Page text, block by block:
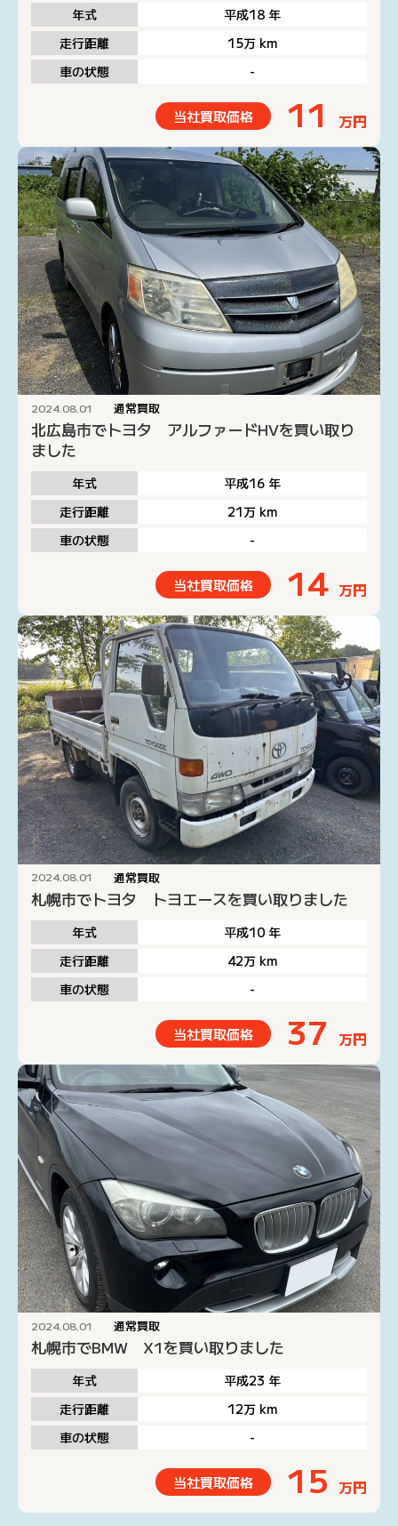
年式 平成18 年
走行距離
15万 km
車の状態
-
当社買取価格 11 万円
2024.08.01 通常買取
北広島市でトヨタ アルファードHVを買い取り
ました
年式 平成16 年
走行距離
21万 km
車の状態
-
当社買取価格 14 万円
2024.08.01 通常買取
札幌市でトヨタ トヨエースを買い取りました
年式 平成10 年
走行距離
42万 km
車の状態
-
当社買取価格 37 万円
2024.08.01 通常買取
札幌市でBMW X1を買い取りました
年式 平成23 年
走行距離
12万 km
車の状態
-
当社買取価格 15 万円